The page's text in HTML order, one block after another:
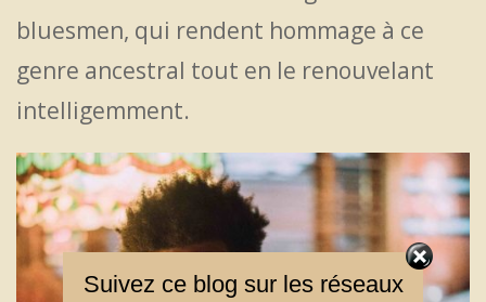
bluesmen, qui rendent hommage à ce
genre ancestral tout en le renouvelant
intelligemment.
Suivez ce blog sur les réseaux